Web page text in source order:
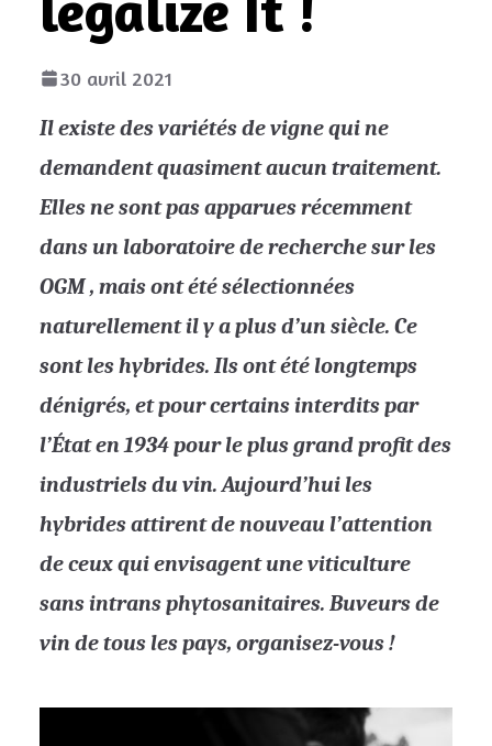
30 avril 2021
Il existe des variétés de vigne qui ne
demandent quasiment aucun traitement.
Elles ne sont pas apparues récemment
dans un laboratoire de recherche sur les
OGM , mais ont été sélectionnées
naturellement il y a plus d’un siècle. Ce
sont les hybrides. Ils ont été longtemps
dénigrés, et pour certains interdits par
l’État en 1934 pour le plus grand profit des
industriels du vin. Aujourd’hui les
hybrides attirent de nouveau l’attention
de ceux qui envisagent une viticulture
sans intrans phytosanitaires. Buveurs de
vin de tous les pays, organisez-vous !